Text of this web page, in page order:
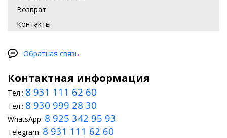
Возврат
Контакты
Обратная связь
Контактная информация
Тел.: 8 931 111 62 60
Тел.: 8 930 999 28 30
WhatsApp: 8 925 342 95 93
Telegram: 8 931 111 62 60